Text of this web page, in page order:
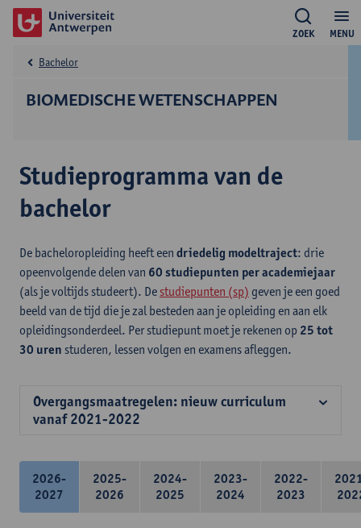
MENU
ZOEK
BIOMEDISCHE WETENSCHAPPEN
Bachelor
Studieprogramma van de
bachelor
De bacheloropleiding heeft een driedelig modeltraject: drie
opeenvolgende delen van 60 studiepunten per academiejaar
(als je voltijds studeert). De studiepunten (sp) geven je een goed
beeld van de tijd die je zal besteden aan je opleiding en aan elk
opleidingsonderdeel. Per studiepunt moet je rekenen op 25 tot
30 uren studeren, lessen volgen en examens afleggen.
Overgangsmaatregelen: nieuw curriculum
vanaf 2021-2022
2026-
2027
2025-
2026
2024-
2025
2023-
2024
2022-
2023